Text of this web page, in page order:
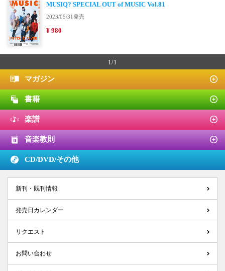
MUSIQ? SPECIAL OUT of MUSIC Vol.81
2023/05/31発売
¥ 980
1/1
マガジン
書籍
楽譜
音楽教則
CD/DVD/その他
新刊・既刊情報
発売日カレンダー
リクエスト
お問い合わせ